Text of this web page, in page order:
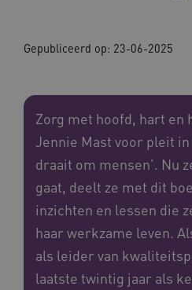
Gepubliceerd op: 23-06-2025
Zorg met hoofd, hart en
Jennie Mast voor pleit in
draait om mensen’. Nu
gaat, deelt ze met dit
inzichten en lessen die
haar werkzame leven.
als leider van
laatste twintig jaar als